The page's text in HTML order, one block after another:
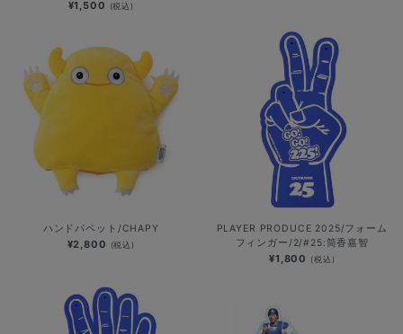
¥1,500 (税込)
ハンドパペット/CHAPY
¥2,800 (税込)
PLAYER PRODUCE 2025/フォーム
フィンガー/2/#25:筒香嘉智
¥1,800 (税込)